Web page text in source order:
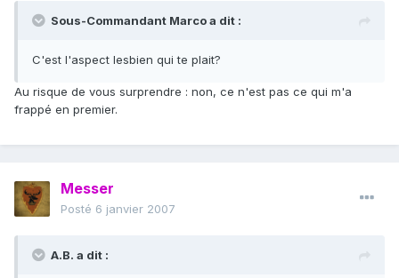
Sous-Commandant Marco a dit :
C'est l'aspect lesbien qui te plait?
Au risque de vous surprendre : non, ce n'est pas ce qui m'a
frappé en premier.
Messer
Posté 6 janvier 2007
A.B. a dit :